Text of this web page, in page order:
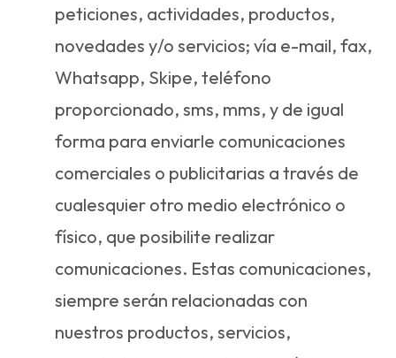
peticiones, actividades, productos,
novedades y/o servicios; vía e-mail, fax,
Whatsapp, Skipe, teléfono
proporcionado, sms, mms, y de igual
forma para enviarle comunicaciones
comerciales o publicitarias a través de
cualesquier otro medio electrónico o
físico, que posibilite realizar
comunicaciones. Estas comunicaciones,
siempre serán relacionadas con
nuestros productos, servicios,